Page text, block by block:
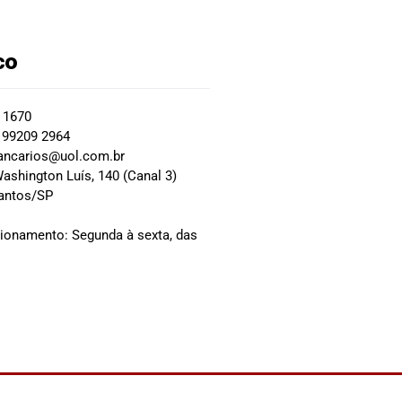
2964
Luís, 140 (Canal 3)
SP
Segunda à sexta, das